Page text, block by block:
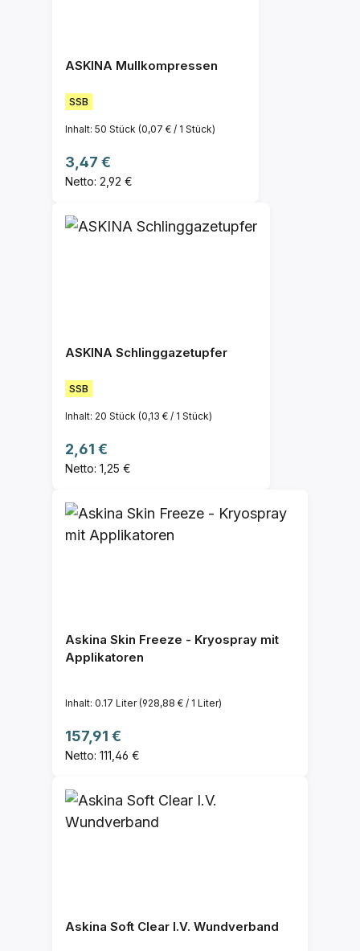
ASKINA Mullkompressen
SSB
Inhalt: 50 Stück (0,07 € / 1 Stück)
Regulärer Preis:
3,47 €
Netto: 2,92 €
ASKINA Schlinggazetupfer
SSB
Inhalt: 20 Stück (0,13 € / 1 Stück)
Regulärer Preis:
2,61 €
Netto: 1,25 €
Askina Skin Freeze - Kryospray mit
Applikatoren
Inhalt: 0.17 Liter(928,88 € / 1 Liter)
Regulärer Preis:
157,91 €
Netto: 111,46 €
Askina Soft Clear I.V. Wundverband